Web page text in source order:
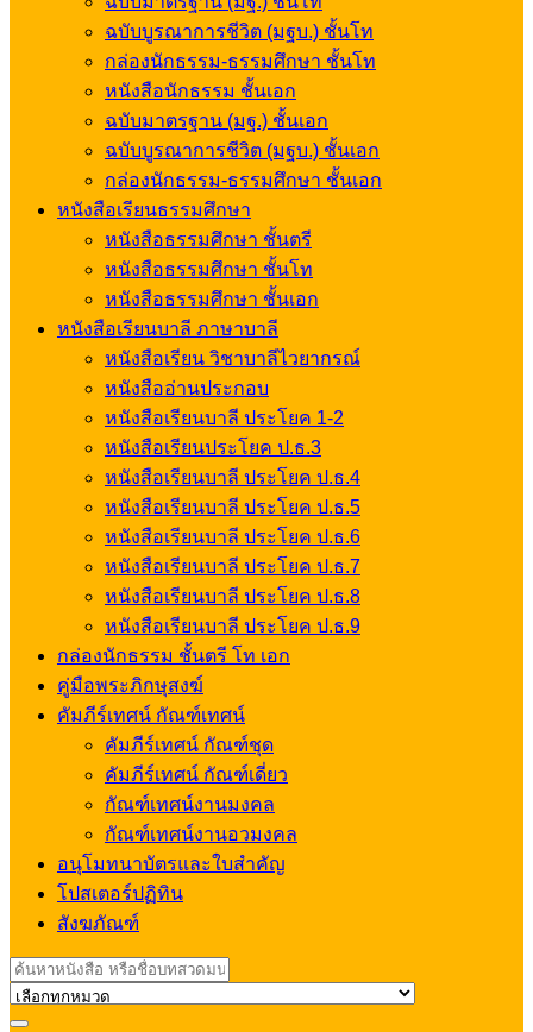
ฉบับบูรณาการชีวิต (มฐบ.) ชั้นโท
กล่องนักธรรม-ธรรมศึกษา ชั้นโท
หนังสือนักธรรม ชั้นเอก
ฉบับมาตรฐาน (มฐ.) ชั้นเอก
ฉบับบูรณาการชีวิต (มฐบ.) ชั้นเอก
กล่องนักธรรม-ธรรมศึกษา ชั้นเอก
หนังสือเรียนธรรมศึกษา
หนังสือธรรมศึกษา ชั้นตรี
หนังสือธรรมศึกษา ชั้นโท
หนังสือธรรมศึกษา ชั้นเอก
หนังสือเรียนบาลี ภาษาบาลี
หนังสือเรียน วิชาบาลีไวยากรณ์
หนังสืออ่านประกอบ
หนังสือเรียนบาลี ประโยค 1-2
หนังสือเรียนประโยค ป.ธ.3
หนังสือเรียนบาลี ประโยค ป.ธ.4
หนังสือเรียนบาลี ประโยค ป.ธ.5
หนังสือเรียนบาลี ประโยค ป.ธ.6
หนังสือเรียนบาลี ประโยค ป.ธ.7
หนังสือเรียนบาลี ประโยค ป.ธ.8
หนังสือเรียนบาลี ประโยค ป.ธ.9
กล่องนักธรรม ชั้นตรี โท เอก
คู่มือพระภิกษุสงฆ์
คัมภีร์เทศน์ กัณฑ์เทศน์
คัมภีร์เทศน์ กัณฑ์ชุด
คัมภีร์เทศน์ กัณฑ์เดี่ยว
กัณฑ์เทศน์งานมงคล
กัณฑ์เทศน์งานอวมงคล
อนุโมทนาบัตรและใบสำคัญ
โปสเตอร์ปฏิทิน
สังฆภัณฑ์
Search
for: